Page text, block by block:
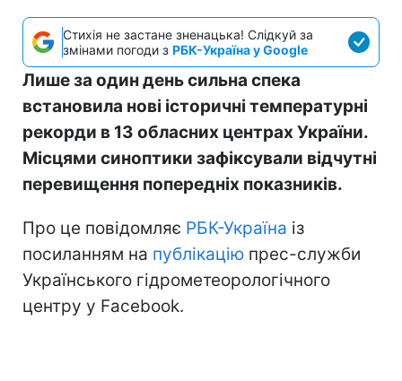
Стихія не застане зненацька! Слідкуй за
змінами погоди з РБК-Україна у Google
Лише за один день сильна спека
встановила нові історичні температурні
рекорди в 13 обласних центрах України.
Місцями синоптики зафіксували відчутні
перевищення попередніх показників.
Про це повідомляє РБК-Україна із
посиланням на публікацію прес-служби
Українського гідрометеорологічного
центру у Facebook.